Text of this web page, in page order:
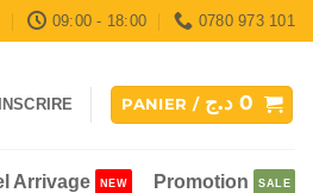
09:00 - 18:00 0780 973 101
PANIER / 0 د.ج
Arrivage Promotion